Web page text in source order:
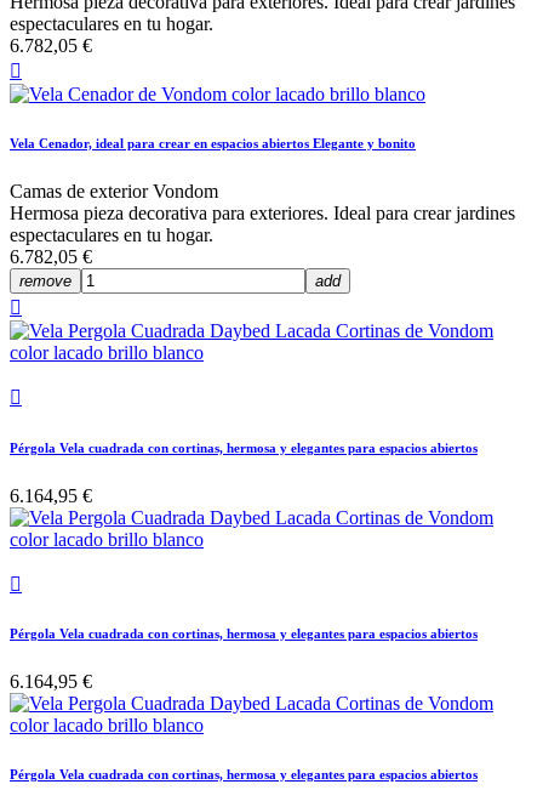
espectaculares en tu hogar.
6.782,05 €

Vela Cenador, ideal para crear en espacios abiertos Elegante y bonito
Camas de exterior Vondom
Hermosa pieza decorativa para exteriores. Ideal para crear jardines
espectaculares en tu hogar.
6.782,05 €
remove add


Pérgola Vela cuadrada con cortinas, hermosa y elegantes para espacios abiertos
6.164,95 €

Pérgola Vela cuadrada con cortinas, hermosa y elegantes para espacios abiertos
6.164,95 €
Pérgola Vela cuadrada con cortinas, hermosa y elegantes para espacios abiertos